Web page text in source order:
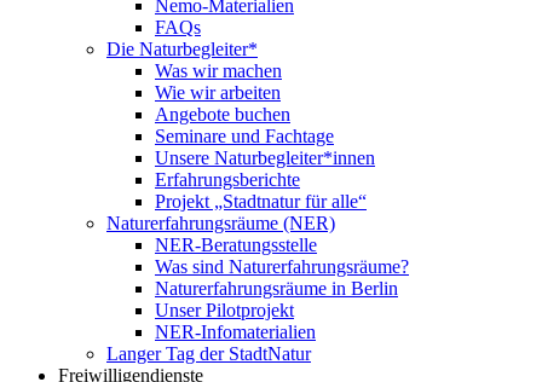
Nemo-Materialien
FAQs
Die Naturbegleiter*
Was wir machen
Wie wir arbeiten
Angebote buchen
Seminare und Fachtage
Unsere Naturbegleiter*innen
Erfahrungsberichte
Projekt „Stadtnatur für alle“
Naturerfahrungsräume (NER)
NER-Beratungsstelle
Was sind Naturerfahrungsräume?
Naturerfahrungsräume in Berlin
Unser Pilotprojekt
NER-Infomaterialien
Langer Tag der StadtNatur
Freiwilligendienste